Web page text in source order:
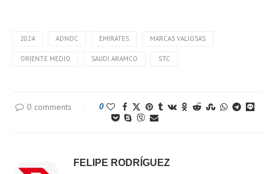
2024 ADNOC EMIRATES MARCAS VALIOSAS
ORIENTE MEDIO SAUDI ARAMCO STC
0 comments 0
FELIPE RODRÍGUEZ